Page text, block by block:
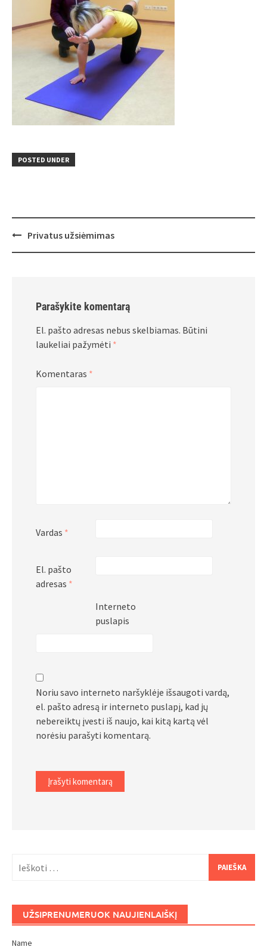
POSTED UNDER
PostPrivatus užsiėmimas
Parašykite komentarą
El. pašto adresas nebus skelbiamas. Būtini
laukeliai pažymėti *
Komentaras *
Vardas *
El. pašto
adresas *
Interneto
puslapis
Noriu savo interneto naršyklėje išsaugoti vardą,
el. pašto adresą ir interneto puslapį, kad jų
nebereiktų įvesti iš naujo, kai kitą kartą vėl
norėsiu parašyti komentarą.
UŽSIPRENUMERUOK NAUJIENLAIŠKĮ
Name